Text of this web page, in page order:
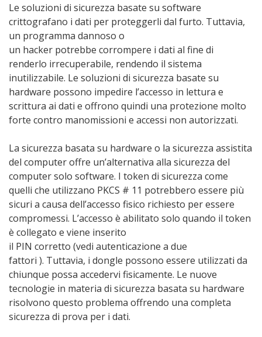
Le soluzioni di sicurezza basate su software
crittografano i dati per proteggerli dal furto. Tuttavia,
un programma dannoso o
un hacker potrebbe corrompere i dati al fine di
renderlo irrecuperabile, rendendo il sistema
inutilizzabile. Le soluzioni di sicurezza basate su
hardware possono impedire l’accesso in lettura e
scrittura ai dati e offrono quindi una protezione molto
forte contro manomissioni e accessi non autorizzati.
La sicurezza basata su hardware o la sicurezza assistita
del computer offre un’alternativa alla sicurezza del
computer solo software. I token di sicurezza come
quelli che utilizzano PKCS # 11 potrebbero essere più
sicuri a causa dell’accesso fisico richiesto per essere
compromessi. L’accesso è abilitato solo quando il token
è collegato e viene inserito
il PIN corretto (vedi autenticazione a due
fattori ). Tuttavia, i dongle possono essere utilizzati da
chiunque possa accedervi fisicamente. Le nuove
tecnologie in materia di sicurezza basata su hardware
risolvono questo problema offrendo una completa
sicurezza di prova per i dati.